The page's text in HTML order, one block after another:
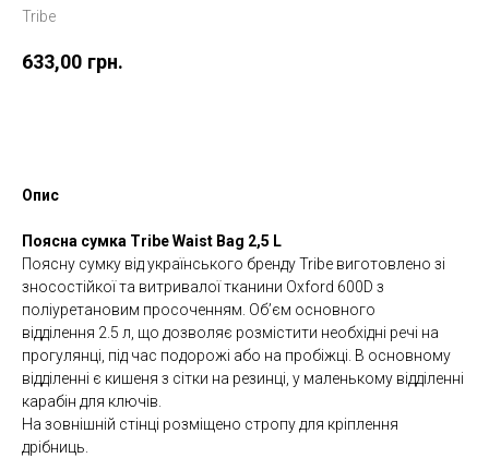
Tribe
633,00 грн.
Опис
Поясна сумка Tribe Waist Bag 2,5 L
Поясну сумку від українського бренду Tribe виготовлено зі
зносостійкої та витривалої тканини Oxford 600D з
поліуретановим просоченням. Об’єм основного
відділення 2.5 л, що дозволяє розмістити необхідні речі на
прогулянці, під час подорожі або на пробіжці. В основному
відділенні є кишеня з сітки на резинці, у маленькому відділенні
карабін для ключів.
На зовнішній стінці розміщено стропу для кріплення
дрібниць.